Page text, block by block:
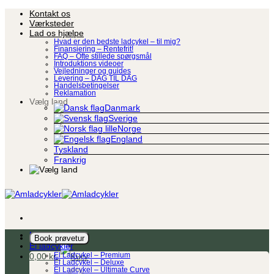
Fortsæt
indhold
Kontakt os
Værksteder
Lad os hjælpe
Hvad er den bedste ladcykel – til mig?
Finansiering – Rentefrit!
FAQ – Ofte stillede spørgsmål
Introduktions videoer
Vejledninger og guides
Levering – DAG TIL DAG
Handelsbetingelser
Reklamation
Vælg land
Danmark
Sverige
Norge
England
Tyskland
Frankrig
Book prøvetur
0,00kr.
Ladcykel
El ladcykler
El Ladcykel – Premium
El Ladcykel – Deluxe
El Ladcykel – Ultimate Curve